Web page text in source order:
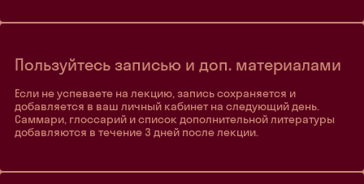
Пользуйтесь записью и доп. материалами
Если не успеваете на лекцию, запись сохраняется и
добавляется в ваш личный кабинет на следующий день.
Саммари, глоссарий и список дополнительной литературы
добавляются в течение 3 дней после лекции.